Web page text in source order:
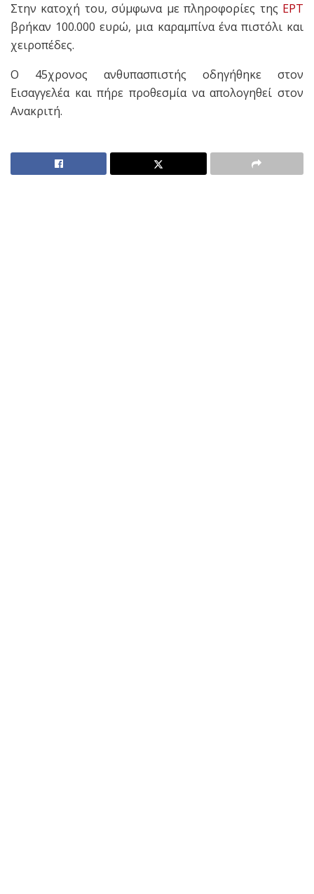
Στην κατοχή του, σύμφωνα με πληροφορίες της ΕΡΤ
βρήκαν 100.000 ευρώ, μια καραμπίνα ένα πιστόλι και
χειροπέδες.
Ο 45χρονος ανθυπασπιστής οδηγήθηκε στον
Εισαγγελέα και πήρε προθεσμία να απολογηθεί στον
Ανακριτή.